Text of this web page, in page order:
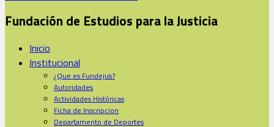
Fundación de Estudios para la Justicia
Inicio
Institucional
¿Que es Fundejus?
Autoridades
Actividades Históricas
Ficha de Inscripcion
Departamento de Deportes